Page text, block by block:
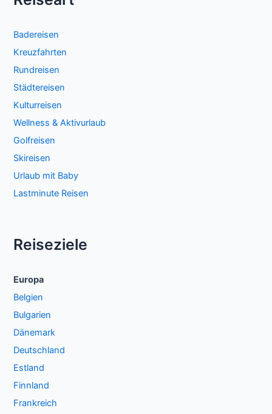
Badereisen
Kreuzfahrten
Rundreisen
Städtereisen
Kulturreisen
Wellness & Aktivurlaub
Golfreisen
Skireisen
Urlaub mit Baby
Lastminute Reisen
Reiseziele
Europa
Belgien
Bulgarien
Dänemark
Deutschland
Estland
Finnland
Frankreich